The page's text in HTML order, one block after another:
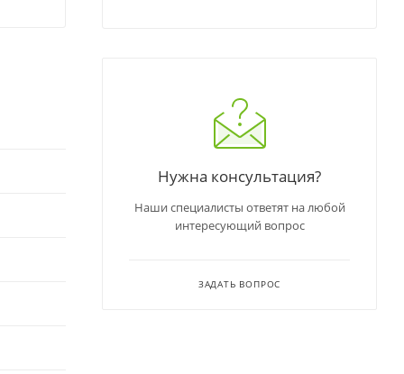
Нужна консультация?
Наши специалисты ответят на любой
интересующий вопрос
ЗАДАТЬ ВОПРОС